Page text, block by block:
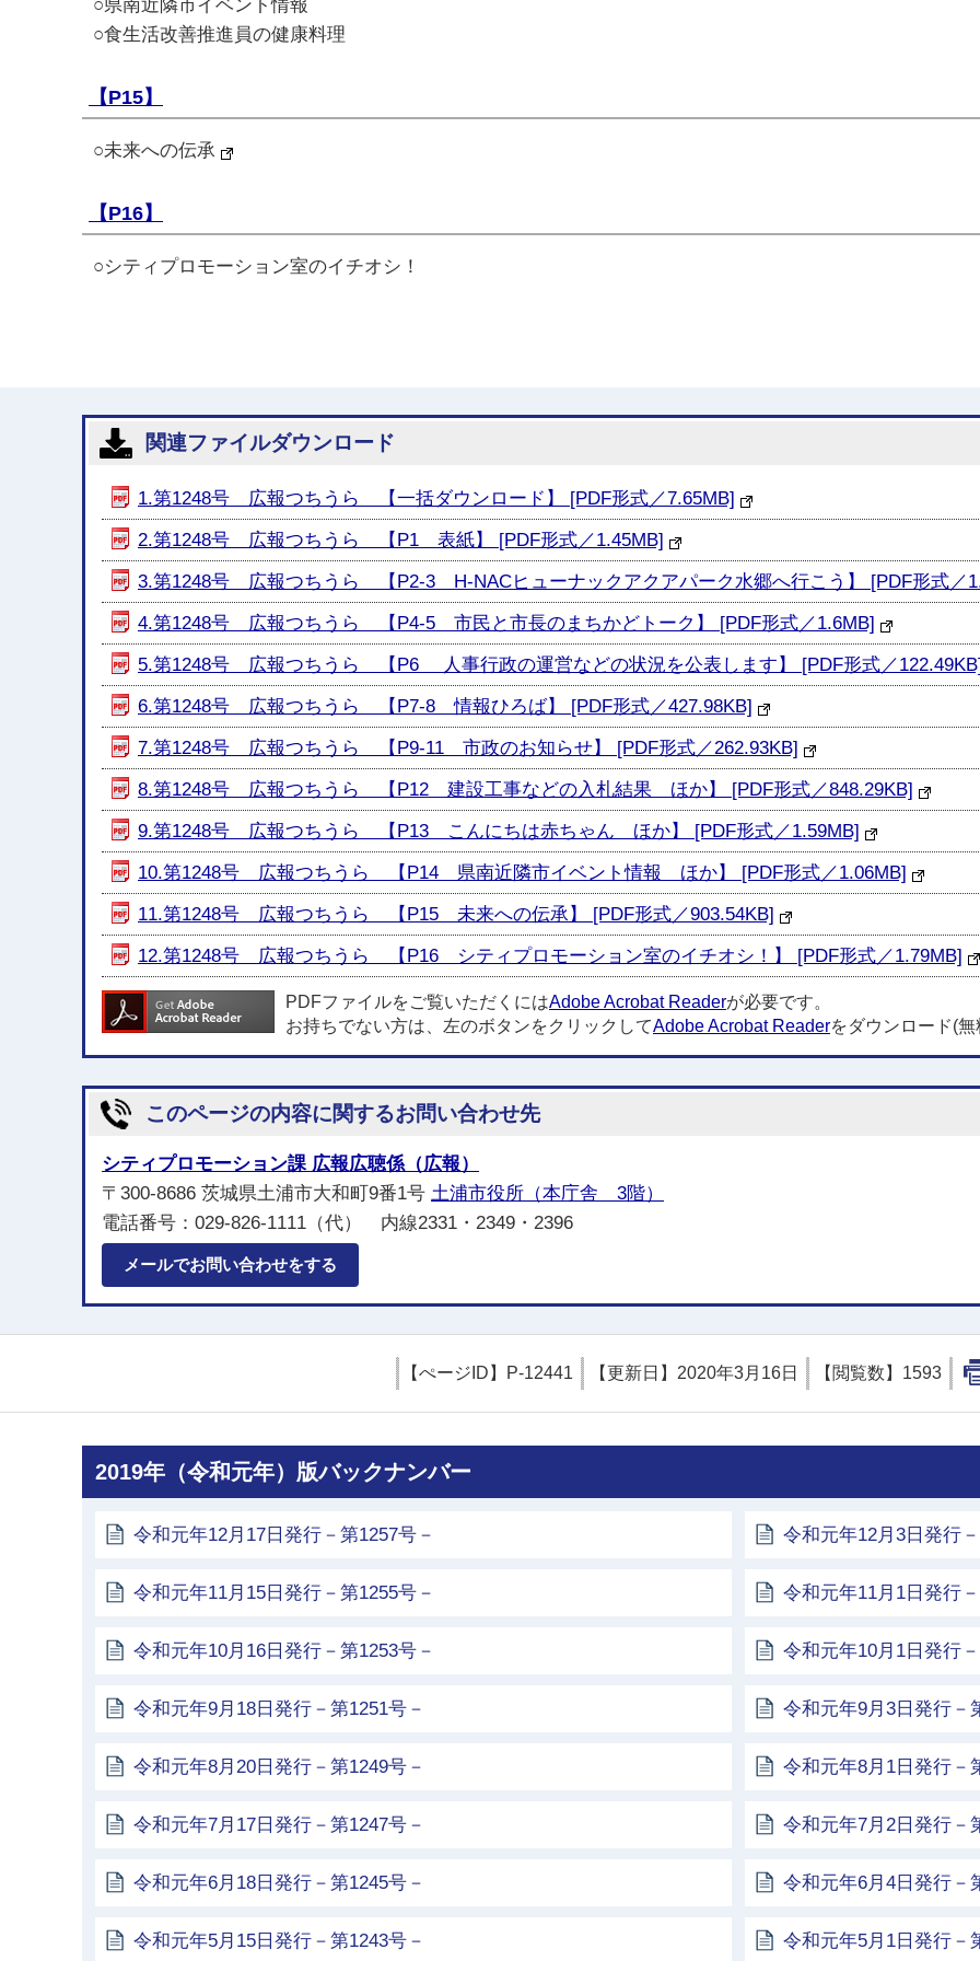
○県南近隣市イベント情報
○食生活改善推進員の健康料理
【P15】
○未来への伝承
【P16】
○シティプロモーション室のイチオシ！
関連ファイルダウンロード
1.第1248号 広報つちうら 【一括ダウンロード】 [PDF形式／7.65MB]
2.第1248号 広報つちうら 【P1 表紙】 [PDF形式／1.45MB]
3.第1248号 広報つちうら 【P2-3 H-NACヒューナックアクアパーク水郷へ行こう】 [PDF形式／
4.第1248号 広報つちうら 【P4-5 市民と市長のまちかどトーク】 [PDF形式／1.6MB]
5.第1248号 広報つちうら 【P6 人事行政の運営などの状況を公表します】 [PDF形式／
6.第1248号 広報つちうら 【P7-8 情報ひろば】 [PDF形式／427.98KB]
7.第1248号 広報つちうら 【P9-11 市政のお知らせ】 [PDF形式／262.93KB]
8.第1248号 広報つちうら 【P12 建設工事などの入札結果 ほか】 [PDF形式／848.29KB]
9.第1248号 広報つちうら 【P13 こんにちは赤ちゃん ほか】 [PDF形式／1.59MB]
10.第1248号 広報つちうら 【P14 県南近隣市イベント情報 ほか】 [PDF形式／1.06MB]
11.第1248号 広報つちうら 【P15 未来への伝承】 [PDF形式／903.54KB]
12.第1248号 広報つちうら 【P16 シティプロモーション室のイチオシ！】 [PDF形式／1.79MB]
PDFファイルをご覧いただくにはAdobe Acrobat Readerが必要です。
お持ちでない方は、左のボタンをクリックしてAdobe Acrobat Readerをダウンロード(無
このページの内容に関するお問い合わせ先
シティプロモーション課 広報広聴係（広報）
〒300-8686 茨城県土浦市大和町9番1号 土浦市役所（本庁舎 3階）
電話番号：029-826-1111（代） 内線2331・2349・2396
メールでお問い合わせをする
【ぺージID】 P-12441 【更新日】 2020年3月16日 【閲覧数】 1593
2019年（令和元年）版バックナンバー
令和元年12月17日発行－第1257号－ 令和元年12月3日発行
令和元年11月15日発行－第1255号－ 令和元年11月1日発行
令和元年10月16日発行－第1253号－ 令和元年10月1日発行
令和元年9月18日発行－第1251号－ 令和元年9月3日発行－
令和元年8月20日発行－第1249号－ 令和元年8月1日発行－
令和元年7月17日発行－第1247号－ 令和元年7月2日発行－
令和元年6月18日発行－第1245号－ 令和元年6月4日発行－
令和元年5月15日発行－第1243号－ 令和元年5月1日発行－